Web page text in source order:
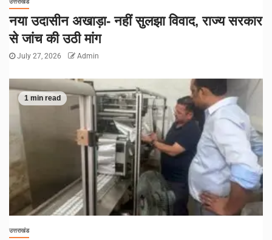
उत्तराखंड
नया उदासीन अखाड़ा- नहीं सुलझा विवाद, राज्य सरकार
से जांच की उठी मांग
July 27, 2026 Admin
1 min read
उत्तराखंड